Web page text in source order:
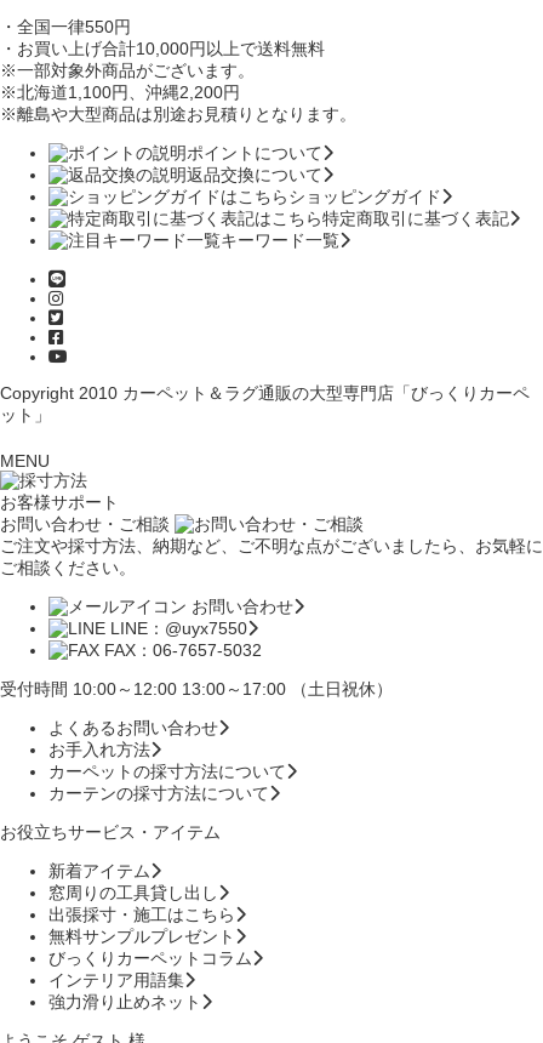
・全国一律550円
・お買い上げ合計10,000円 以上で送料無料
※一部対象外商品がございます。
※北海道1,100円、沖縄2,200円
※離島や大型商品は別途お見積りとなります。
ポイントについて
返品交換について
ショッピングガイド
特定商取引に基づく表記
キーワード一覧
Copyright 2010 カーペット＆ラグ通販の大型専門店「びっくりカーペ
ット」
MENU
お客様サポート
お問い合わせ・ご相談
ご注文や採寸方法、納期など、ご不明な点がございましたら、お気軽に
ご相談ください。
お問い合わせ
LINE：@uyx7550
FAX：06-7657-5032
受付時間 10:00～12:00 13:00～17:00 （土日祝休）
よくあるお問い合わせ
お手入れ方法
カーペットの採寸方法について
カーテンの採寸方法について
お役立ちサービス・アイテム
新着アイテム
窓周りの工具貸し出し
出張採寸・施工はこちら
無料サンプルプレゼント
びっくりカーペットコラム
インテリア用語集
強力滑り止めネット